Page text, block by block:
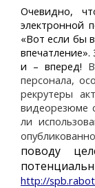
Очевидно,
электронной
«Вот если бы
и – вперед!
персонала,
рекрутеры
видеорезюме
ли
поводу
http://